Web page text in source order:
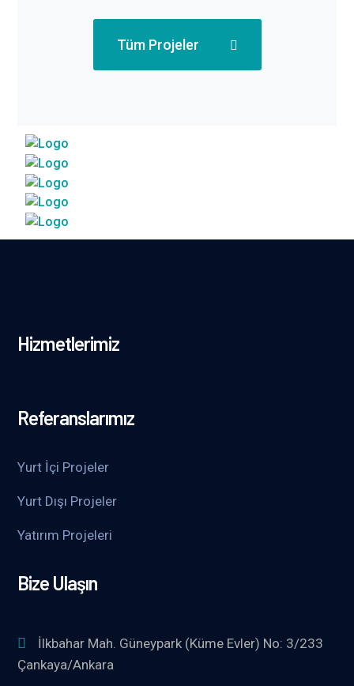
Tüm Projeler
Hizmetlerimiz
Referanslarımız
Yurt İçi Projeler
Yurt Dışı Projeler
Yatırım Projeleri
Bize Ulaşın
İlkbahar Mah. Güneypark (Küme Evler) No: 3/233
Çankaya/Ankara